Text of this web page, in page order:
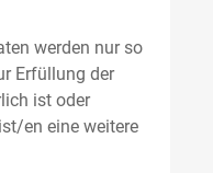
werden nur so
Erfüllung der
ist oder
en eine weitere